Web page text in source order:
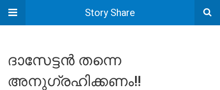
Story Share
ദാസേട്ടൻ തന്നെ
അനുഗ്രഹിക്കണം!!